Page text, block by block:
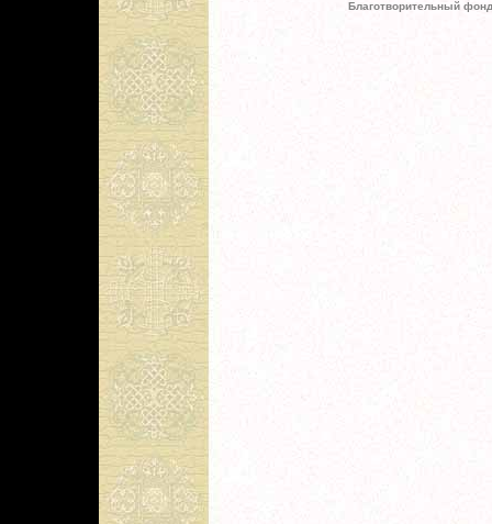
Благотворительный